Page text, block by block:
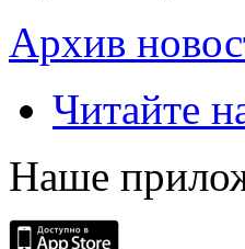
Архив
Читайте
Наше